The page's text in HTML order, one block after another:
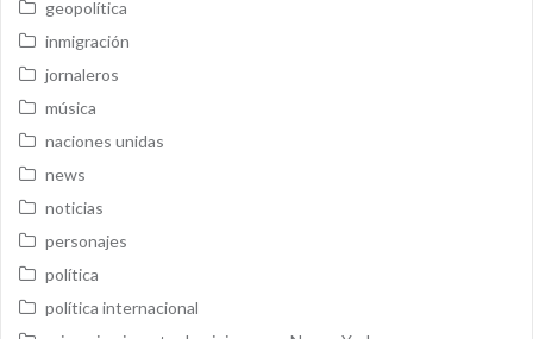
geopolítica
inmigración
jornaleros
música
naciones unidas
news
noticias
personajes
política
política internacional